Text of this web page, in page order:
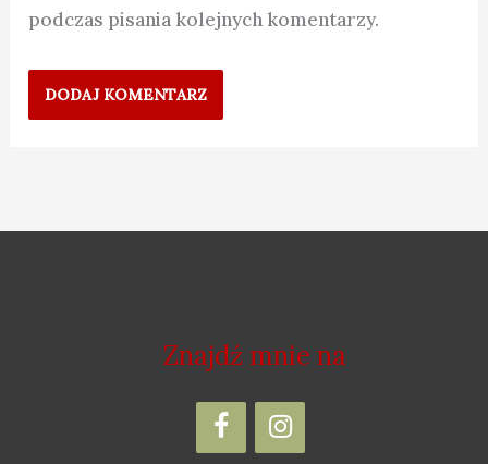
podczas pisania kolejnych komentarzy.
Znajdź mnie na